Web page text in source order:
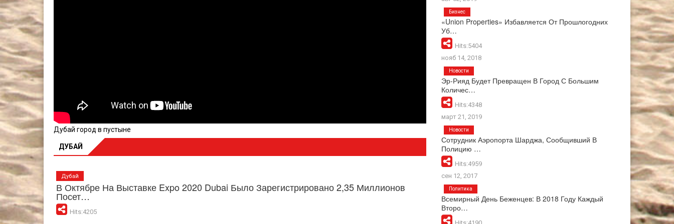
Дубай город в пустыне
ДУБАЙ
В Октябре На Выставке Expo 2020 Dubai Было Зарегистрировано 2,35 Миллионов
Посет…
Hits:4205
Дубай
«Union Properties» Избавляется От Прошлогодних
Уб…
Hits:5404
нояб 14, 2018
Бизнес
Эр-Рияд Будет Превращен В Город С Большим
Количес…
Hits:4348
март 21, 2019
Новости
Сотрудник Аэропорта Шарджа, Сообщивший В
Полицию …
Hits:4959
сен 12, 2017
Новости
Всемирный День Беженцев: В 2018 Году Каждый
Второ…
Политика